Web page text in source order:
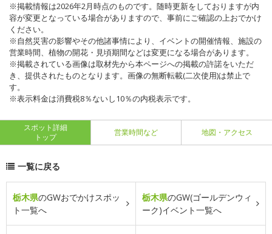
※掲載情報は2026年2月時点のものです。随時更新をしておりますが内
容が変更となっている場合がありますので、事前にご確認の上おでかけ
ください。
※自然災害の影響やその他諸事情により、イベントの開催情報、施設の
営業時間、植物の開花・見頃期間などは変更になる場合があります。
※掲載されている画像は取材先から本ページへの掲載の許諾をいただ
き、提供されたものとなります。画像の無断転載(二次使用)は禁止で
す。
※表示料金は消費税8％ないし10％の内税表示です。
スポット詳細
トップ
営業時間など 地図・アクセス
一覧に戻る
栃木県のGWおでかけスポッ
ト一覧へ
栃木県のGW(ゴールデンウィ
ーク)イベント一覧へ